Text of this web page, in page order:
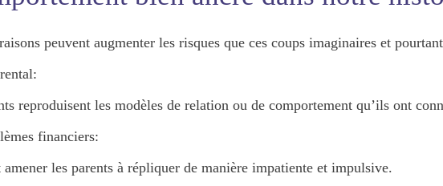
peuvent augmenter les risques que ces coups imaginaires et
reproduisent les modèles de relation ou de comportement qu’ils ont
financiers:
amener les parents à répliquer de manière impatiente et impulsive.